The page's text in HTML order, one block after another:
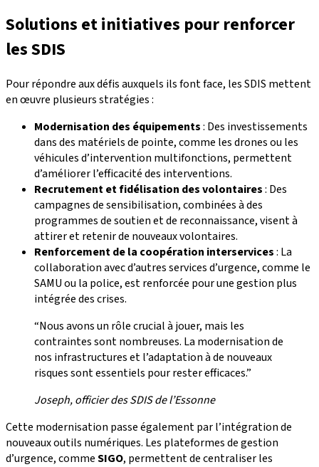
Solutions et initiatives pour renforcer
les SDIS
Pour répondre aux défis auxquels ils font face, les SDIS mettent
en œuvre plusieurs stratégies :
Modernisation des équipements: Des investissements
dans des matériels de pointe, comme les drones ou les
véhicules d’intervention multifonctions, permettent
d’améliorer l’efficacité des interventions.
Recrutement et fidélisation des volontaires: Des
campagnes de sensibilisation, combinées à des
programmes de soutien et de reconnaissance, visent à
attirer et retenir de nouveaux volontaires.
Renforcement de la coopération interservices: La
collaboration avec d’autres services d’urgence, comme le
SAMU ou la police, est renforcée pour une gestion plus
intégrée des crises.
“Nous avons un rôle crucial à jouer, mais les
contraintes sont nombreuses. La modernisation de
nos infrastructures et l’adaptation à de nouveaux
risques sont essentiels pour rester efficaces.”
Joseph, officier des SDIS de l’Essonne
Cette modernisation passe également par l’intégration de
nouveaux outils numériques. Les plateformes de gestion
d’urgence, commeSIGO, permettent de centraliser les